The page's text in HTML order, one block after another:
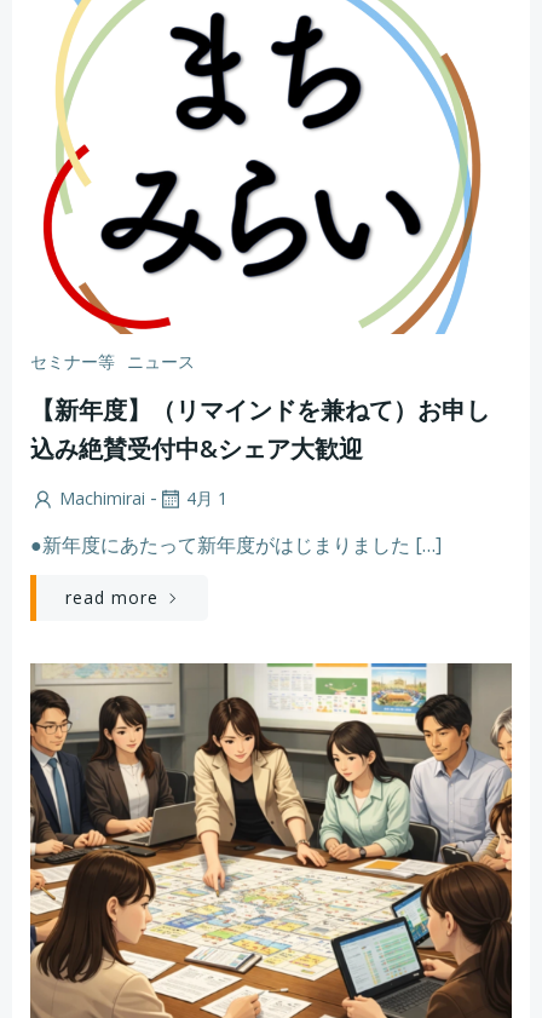
セミナー等 ニュース
【新年度】（リマインドを兼ねて）お申し
込み絶賛受付中&シェア大歓迎
Machimirai - 4月 1
●新年度にあたって新年度がはじまりました […]
read more